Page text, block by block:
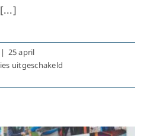
| 25 april
uitgeschakeld
van
als